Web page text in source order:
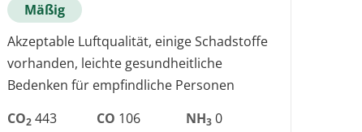
Mäßig
Akzeptable Luftqualität, einige Schadstoffe
vorhanden, leichte gesundheitliche
Bedenken für empfindliche Personen
CO2 443 CO 106 NH3 0